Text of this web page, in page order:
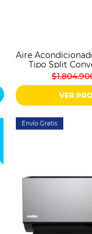
Aire
Tipo Split
VER
Envío Gratis